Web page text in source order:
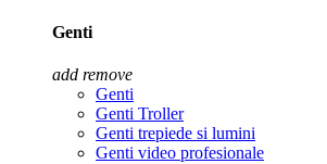
Genti
add remove
Genti
Genti Troller
Genti trepiede si lumini
Genti video profesionale